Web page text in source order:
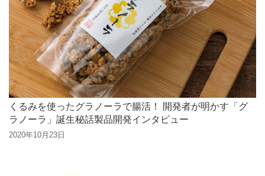
くるみを使ったグラノーラで腸活！ 開発者が明かす「グ
ラノーラ」誕生秘話製品開発インタビュー
2020年10月23日